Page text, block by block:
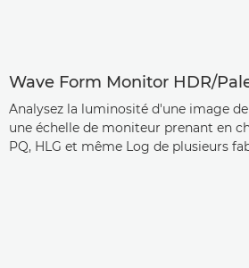
Wave Form Monitor HDR/
Analysez la luminosité d'une image
une échelle de moniteur prenant en
PQ, HLG et même Log de plusieurs